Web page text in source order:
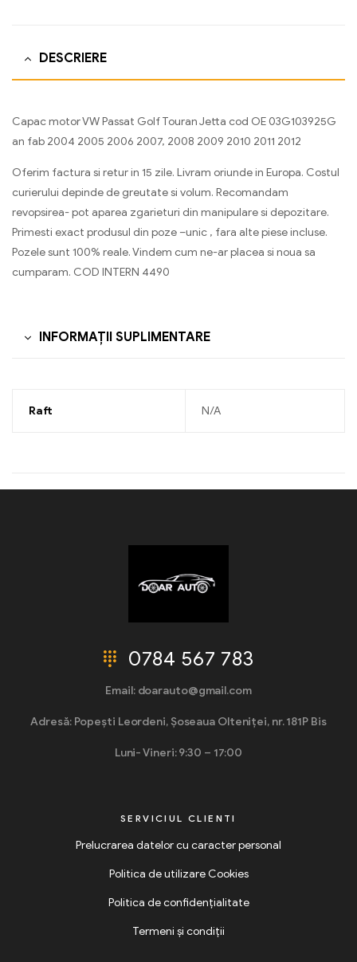
DESCRIERE
Capac motor VW Passat Golf Touran Jetta cod OE 03G103925G
an fab 2004 2005 2006 2007, 2008 2009 2010 2011 2012
Oferim factura si retur in 15 zile. Livram oriunde in Europa. Costul
curierului depinde de greutate si volum. Recomandam
revopsirea- pot aparea zgarieturi din manipulare si depozitare.
Primesti exact produsul din poze –unic , fara alte piese incluse.
Pozele sunt 100% reale. Vindem cum ne-ar placea si noua sa
cumparam. COD INTERN 4490
INFORMAȚII SUPLIMENTARE
Raft N/A
0784 567 783
Email: doarauto@gmail.com
Adresă: Popești Leordeni, Șoseaua Olteniței, nr. 181P Bis
Luni- Vineri: 9:30 – 17:00
SERVICIUL CLIENTI
Prelucrarea datelor cu caracter personal
Politica de utilizare Cookies
Politica de confidențialitate
Termeni și condiții